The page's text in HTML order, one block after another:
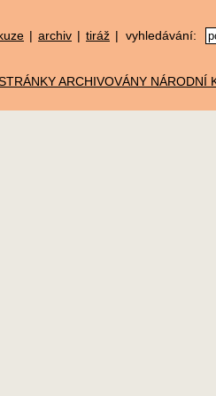
| archiv | tiráž | vyhledávání: